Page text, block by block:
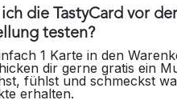
ich die TastyCard vor der
testen?
1 Karte in den
dir gerne gratis ein
fühlst und schmeckst
erhalten.